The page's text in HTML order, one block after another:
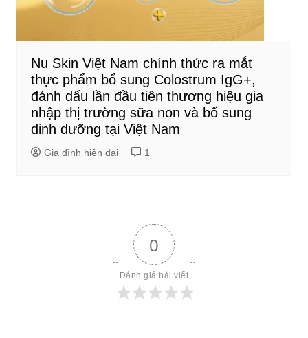
Nu Skin Việt Nam chính thức ra mắt
thực phẩm bổ sung Colostrum IgG+,
đánh dấu lần đầu tiên thương hiệu gia
nhập thị trường sữa non và bổ sung
dinh dưỡng tại Việt Nam
Gia đình hiện đại 1
0
Đánh giá bài viết